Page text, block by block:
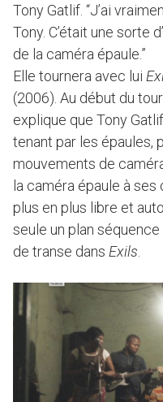
Tony Gatlif. “J’ai
Tony. C’était une sorte
de la caméra épaule.”
Elle tournera avec lui
(2006). Au début du
explique que Tony
tenant par les épaules,
mouvements de
la caméra épaule à
plus en plus libre et
seule un plan
de transe dans Exils